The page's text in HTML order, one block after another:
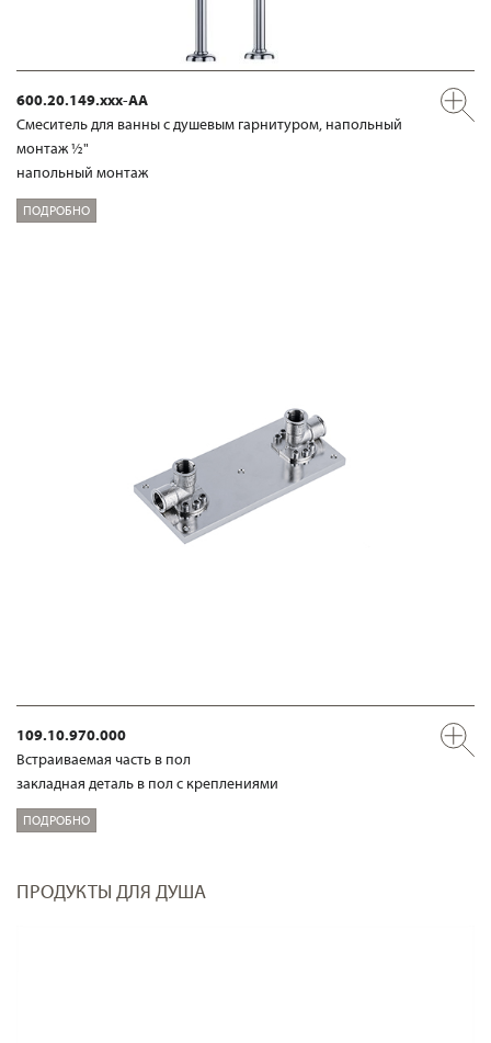
600.20.149.xxx-AA
Смеситель для ванны с душевым гарнитуром, напольный
монтаж ½"
напольный монтаж
ПОДРОБНО
109.10.970.000
Встраиваемая часть в пол
закладная деталь в пол с креплениями
ПОДРОБНО
ПРОДУКТЫ ДЛЯ ДУША